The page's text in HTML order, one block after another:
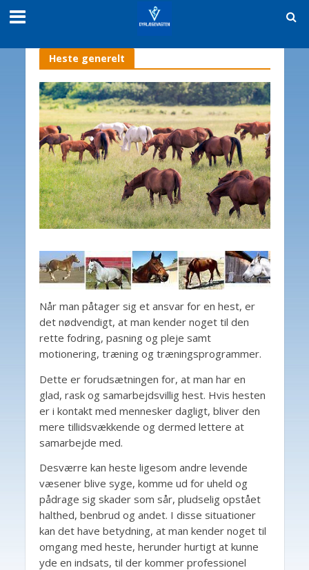
Heste generelt
Når man påtager sig et ansvar for en hest, er
det nødvendigt, at man kender noget til den
rette fodring, pasning og pleje samt
motionering, træning og træningsprogrammer.
Dette er forudsætningen for, at man har en
glad, rask og samarbejdsvillig hest. Hvis hesten
er i kontakt med mennesker dagligt, bliver den
mere tillidsvækkende og dermed lettere at
samarbejde med.
Desværre kan heste ligesom andre levende
væsener blive syge, komme ud for uheld og
pådrage sig skader som sår, pludselig opstået
halthed, benbrud og andet. I disse situationer
kan det have betydning, at man kender noget til
omgang med heste, herunder hurtigt at kunne
yde en indsats, til der kommer professionel